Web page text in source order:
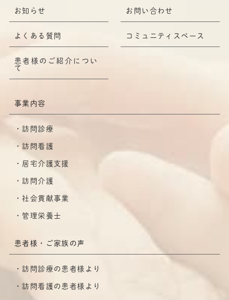
お知らせ お問い合わせ
よくある質問 コミュニティスペース
患者様のご紹介につい
て
事業内容
訪問診療
訪問看護
居宅介護支援
訪問介護
社会貢献事業
管理栄養士
患者様・ご家族の声
訪問診療の患者様より
訪問看護の患者様より